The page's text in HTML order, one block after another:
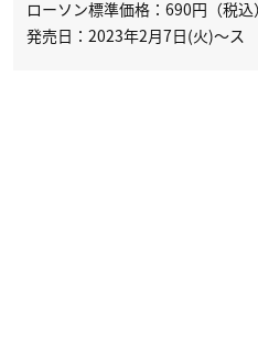
ローソン標準価格：690円（税込）
発売日：2023年2月7日(火)〜ス